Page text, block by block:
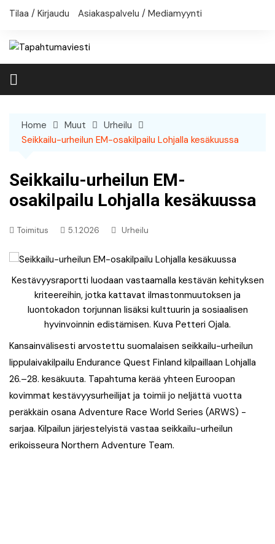
Skip
Tilaa / Kirjaudu Asiakaspalvelu / Mediamyynti
Home Muut
Urheilu
Seikkailu-urheilun EM-osakilpailu Lohjalla kesäkuussa
Seikkailu-urheilun EM-
osakilpailu Lohjalla kesäkuussa
Toimitus 5.1.2026 Urheilu
Kestävyysraportti luodaan vastaamalla kestävän kehityksen
kriteereihin, jotka kattavat ilmastonmuutoksen ja
luontokadon torjunnan lisäksi kulttuurin ja sosiaalisen
hyvinvoinnin edistämisen. Kuva Petteri Ojala.
Kansainvälisesti arvostettu suomalaisen seikkailu-urheilun
lippulaivakilpailu Endurance Quest Finland kilpaillaan Lohjalla
26.–28. kesäkuuta. Tapahtuma kerää yhteen Euroopan
kovimmat kestävyysurheilijat ja toimii jo neljättä vuotta
peräkkäin osana Adventure Race World Series (ARWS) -
sarjaa. Kilpailun järjestelyistä vastaa seikkailu-urheilun
erikoisseura Northern Adventure Team.